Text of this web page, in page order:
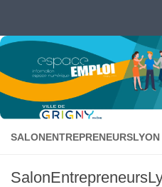
Ouvrir la barre d’outils
SALONENTREPRENEURSLYON